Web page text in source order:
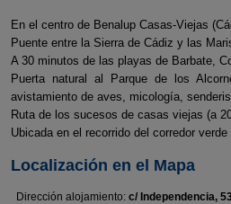
En el centro de Benalup Casas-Viejas
Puente entre la Sierra de Cádiz y las
A 30 minutos de las playas de Barbate,
Puerta natural al Parque de los
avistamiento de aves, micología,
Ruta de los sucesos de casas viejas (a
Ubicada en el recorrido del corredor
Localización en el Mapa
Dirección alojamiento: c/ Independencia,